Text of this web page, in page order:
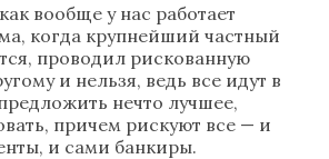
вообще у нас работает
когда крупнейший частный
проводил рискованную
и нельзя, ведь все идут в
нечто лучшее,
причем рискуют все — и
и сами банкиры.